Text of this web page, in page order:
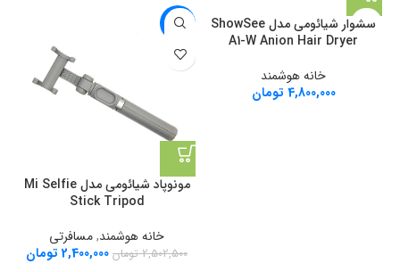
سشوار شیائومی مدل ShowSee
A1-W Anion Hair Dryer
خانه هوشمند
4,800,000 تومان
-4%
مونوپاد شیائومی مدل Mi Selfie
Stick Tripod
خانه هوشمند,مسافرتی
2,502,500 تومان 2,400,000 تومان